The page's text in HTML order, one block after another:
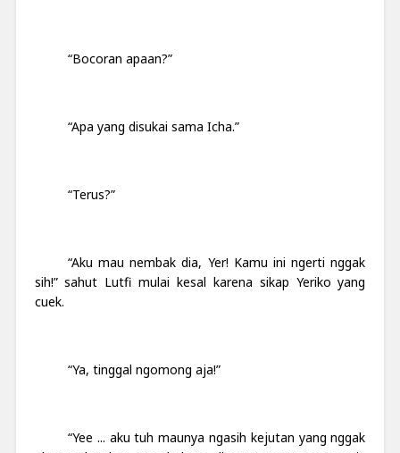
“Bocoran apaan?”
“Apa yang disukai sama Icha.”
“Terus?”
“Aku mau nembak dia, Yer! Kamu ini ngerti nggak
sih!” sahut Lutfi mulai kesal karena sikap Yeriko yang
cuek.
“Ya, tinggal ngomong aja!”
“Yee ... aku tuh maunya ngasih kejutan yang nggak